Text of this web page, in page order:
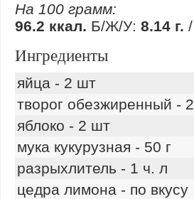
На 100 грамм:
96.2 ккал. Б/Ж/У: 8.14 г. /
Ингредиенты
яйца - 2 шт
творог обезжиренный -
яблоко - 2 шт
мука кукурузная - 50 г
разрыхлитель - 1 ч. л
цедра лимона - по вкусу